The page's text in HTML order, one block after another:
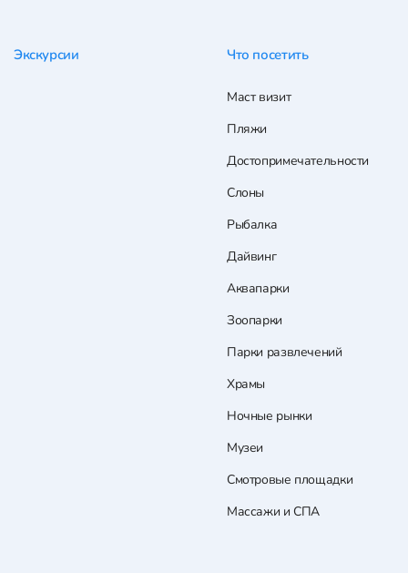
Экскурсии Что посетить
Маст визит
Пляжи
Достопримечательности
Слоны
Рыбалка
Дайвинг
Аквапарки
Зоопарки
Парки развлечений
Храмы
Ночные рынки
Музеи
Смотровые площадки
Массажи и СПА